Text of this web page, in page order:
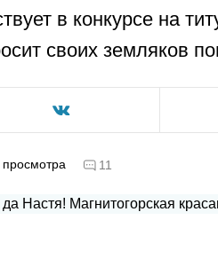
в конкурсе на
своих земляков
просмотра 11